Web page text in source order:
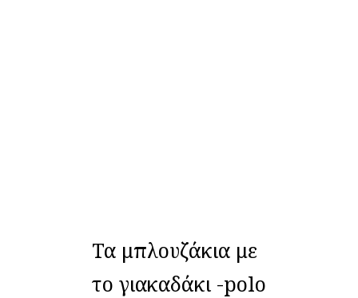
Τα μπλουζάκια με
το γιακαδάκι -polo